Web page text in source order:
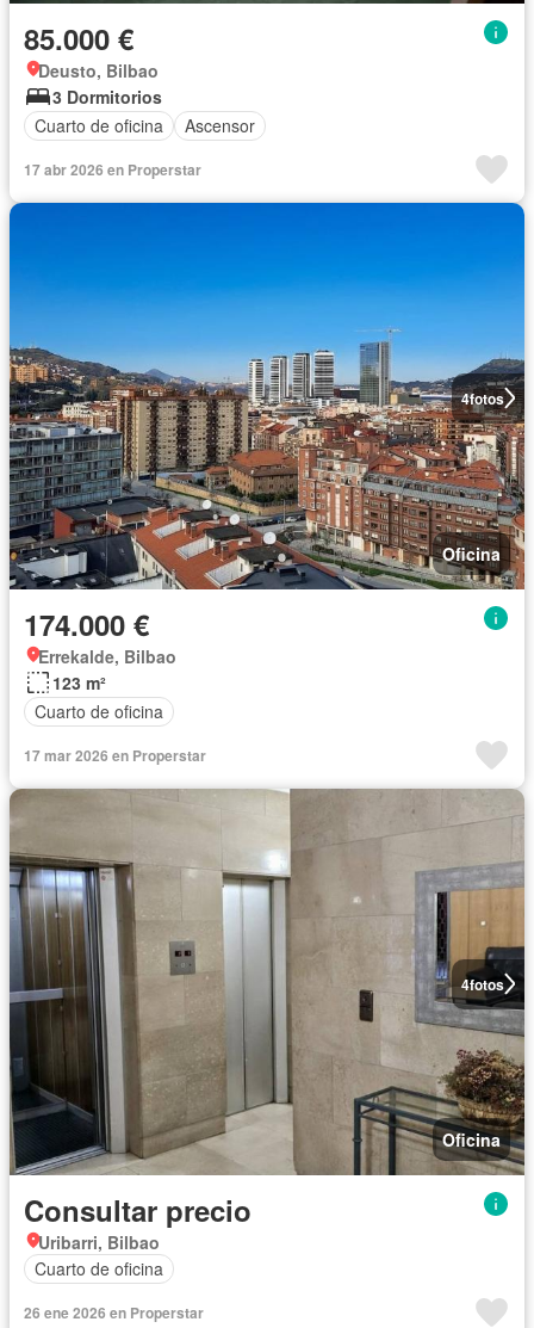
85.000 €
Deusto, Bilbao
3 Dormitorios
Cuarto de oficina
Ascensor
17 abr 2026 en Properstar
4fotos
Oficina
174.000 €
Errekalde, Bilbao
123 m²
Cuarto de oficina
17 mar 2026 en Properstar
4fotos
Oficina
Consultar precio
Uribarri, Bilbao
Cuarto de oficina
26 ene 2026 en Properstar